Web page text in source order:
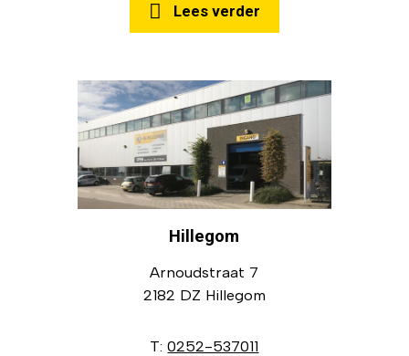
Lees verder
Hillegom
Arnoudstraat 7
2182 DZ Hillegom
T:0252-537011